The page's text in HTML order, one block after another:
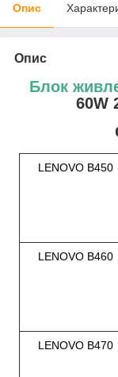
Опис
Опис
Блок
60W
LENOVO B450
LENOVO B460
LENOVO B470